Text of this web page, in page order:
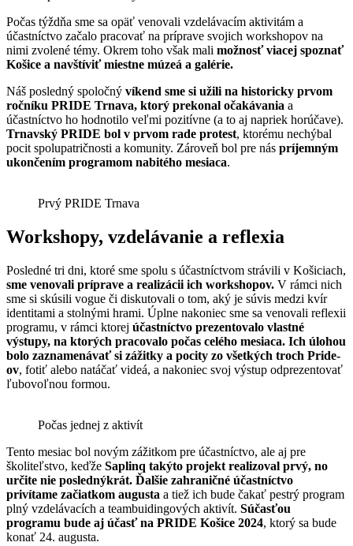
Počas týždňa sme sa opäť venovali vzdelávacím aktivitám a
účastníctvo začalo pracovať na príprave svojich workshopov na
nimi zvolené témy. Okrem toho však mali možnosť viacej spoznať
Košice a navštíviť miestne múzeá a galérie.
Náš posledný spoločný víkend sme si užili na historicky prvom
ročníku PRIDE Trnava, ktorý prekonal očakávania a
účastníctvo ho hodnotilo veľmi pozitívne (a to aj napriek horúčave).
Trnavský PRIDE bol v prvom rade protest, ktorému nechýbal
pocit spolupatričnosti a komunity. Zároveň bol pre nás príjemným
ukončením programom nabitého mesiaca.
Prvý PRIDE Trnava
Workshopy, vzdelávanie a reflexia
Posledné tri dni, ktoré sme spolu s účastníctvom strávili v Košiciach,
sme venovali príprave a realizácii ich workshopov. V rámci nich
sme si skúsili vogue či diskutovali o tom, aký je súvis medzi kvír
identitami a stolnými hrami. Úplne nakoniec sme sa venovali reflexii
programu, v rámci ktorej účastníctvo prezentovalo vlastné
výstupy, na ktorých pracovalo počas celého mesiaca. Ich úlohou
bolo zaznamenávať si zážitky a pocity zo všetkých troch Pride-
ov, fotiť alebo natáčať videá, a nakoniec svoj výstup odprezentovať
ľubovoľnou formou.
Počas jednej z aktivít
Tento mesiac bol novým zážitkom pre účastníctvo, ale aj pre
školiteľstvo, keďže Saplinq takýto projekt realizoval prvý, no
určite nie poslednýkrát. Ďalšie zahraničné účastníctvo
privítame začiatkom augusta a tiež ich bude čakať pestrý program
plný vzdelávacích a teambuidingových aktivít. Súčasťou
programu bude aj účasť na PRIDE Košice 2024, ktorý sa bude
konať 24. augusta.